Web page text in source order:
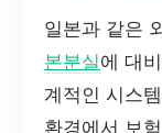
일본과 같은
본분실에 대
계적인 시스
환경에서 보